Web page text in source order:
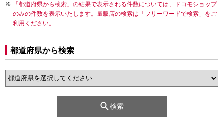
「都道府県から検索」の結果で表示される件数については、ドコモショップ
のみの件数を表示いたします。量販店の検索は「フリーワードで検索」をご
利用ください。
都道府県から検索
検索